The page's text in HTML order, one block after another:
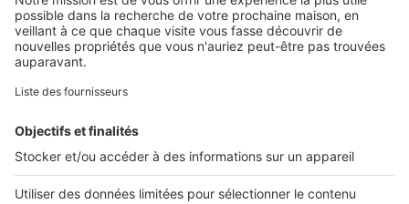
Retrouvez-nous sur ...
L'ENTREPRISE